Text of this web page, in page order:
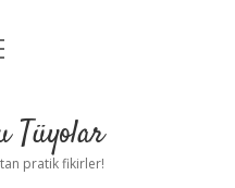
Tüyolar
pratik fikirler!